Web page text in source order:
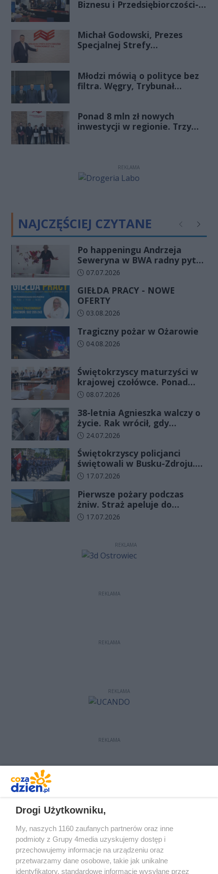
Biznesu i Przedsiębiorczości-
Michał Godowski, Prezes
Specjalnej Strefy
Porannej Rozmowy Radia
Rekord Świętokrzyskie
Młodzi mówią o polityce bez
filtra. Węgry, Trybunał
zmienia zasady gry
Ponad 8 mln zł nowych
inwestycji w regionie. Trzy
REKLAMA
NAJCZĘŚCIEJ CZYTANE Poprzednie
Po happeningu Andrzeja
Seweryna w BWA radny pyta
o koszty festiwalu. Instytucje
Data dodania artykułu:
07.07.2026
GIEŁDA PRACY - NOWE
OFERTY
Data dodania artykułu:
03.08.2026
Tragiczny pożar w Ożarowie
Data dodania artykułu:
04.08.2026
Świętokrzyscy maturzyści w
krajowej czołówce. Ponad
83% zdało egzamin już w
Data dodania artykułu:
08.07.2026
38-letnia Agnieszka walczy o
życie. Rak wrócił, gdy
wydawało się, że najgorsze
Data dodania artykułu:
24.07.2026
Świętokrzyscy policjanci
świętowali w Busku-Zdroju.
Czterdziestu nowych
ślubowanie
Data dodania artykułu:
17.07.2026
Pierwsze pożary podczas
żniw. Straż apeluje do
rolników o ostrożność
Data dodania artykułu:
17.07.2026
REKLAMA
REKLAMA
REKLAMA
REKLAMA
REKLAMA
Drogi Użytkowniku,
My, naszych 1160 zaufanych partnerów oraz inne
podmioty z Grupy 4media uzyskujemy dostęp i
przechowujemy informacje na urządzeniu oraz
przetwarzamy dane osobowe, takie jak unikalne
identyfikatory, standardowe informacje wysyłane przez